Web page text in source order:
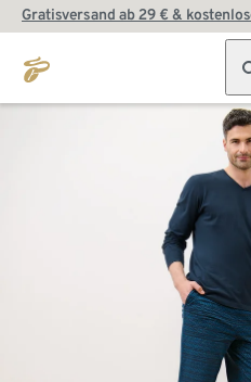
Gratisversand ab 29 € &